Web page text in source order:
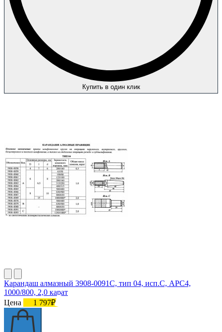
Купить в один клик
Карандаш алмазный 3908-0091C, тип 04, исп.С, АРС4,
1000/800, 2,0 карат
Цена
1 797₽